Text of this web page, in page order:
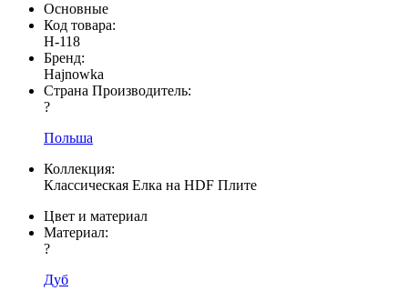
Основные
Код товара:
H-118
Бренд:
Hajnowka
Страна Производитель:
?
Польша
Коллекция:
Классическая Елка на HDF Плите
Цвет и материал
Материал:
?
Дуб